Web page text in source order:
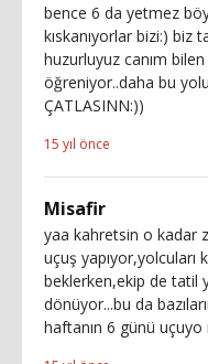
bence 6 da yetmez
kıskanıyorlar bizi:)
huzurluyuz canım
öğreniyor..daha bu
ÇATLASINN:))
15 yıl önce
Misafir
yaa kahretsin o kadar
uçuş yapıyor,yolcuları
beklerken,ekip de tatil
dönüyor...bu da
haftanın 6 günü uçuyo